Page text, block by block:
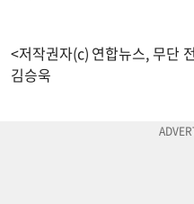
<저작권자(c) 연합뉴스, 무단
김승욱